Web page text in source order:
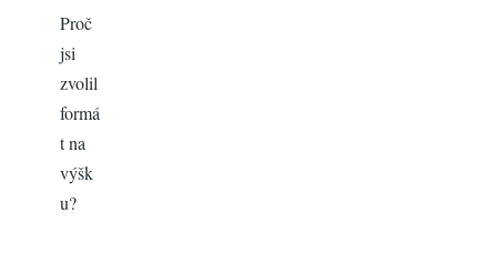
Proč
jsi
zvolil
formá
t na
výšk
u?